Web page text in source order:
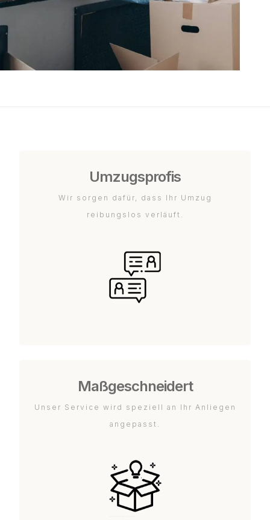
Umzugsprofis
Wir sorgen dafür, dass Ihr Umzug
reibungslos verläuft.
Maßgeschneidert
Unser Service wird speziell an Ihr Anliegen
angepasst.